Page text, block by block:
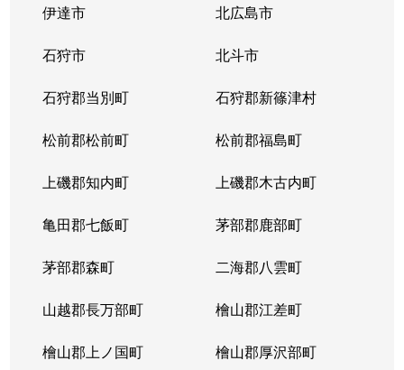
伊達市 北広島市
石狩市 北斗市
石狩郡当別町 石狩郡新篠津村
松前郡松前町 松前郡福島町
上磯郡知内町 上磯郡木古内町
亀田郡七飯町 茅部郡鹿部町
茅部郡森町 二海郡八雲町
山越郡長万部町 檜山郡江差町
檜山郡上ノ国町 檜山郡厚沢部町